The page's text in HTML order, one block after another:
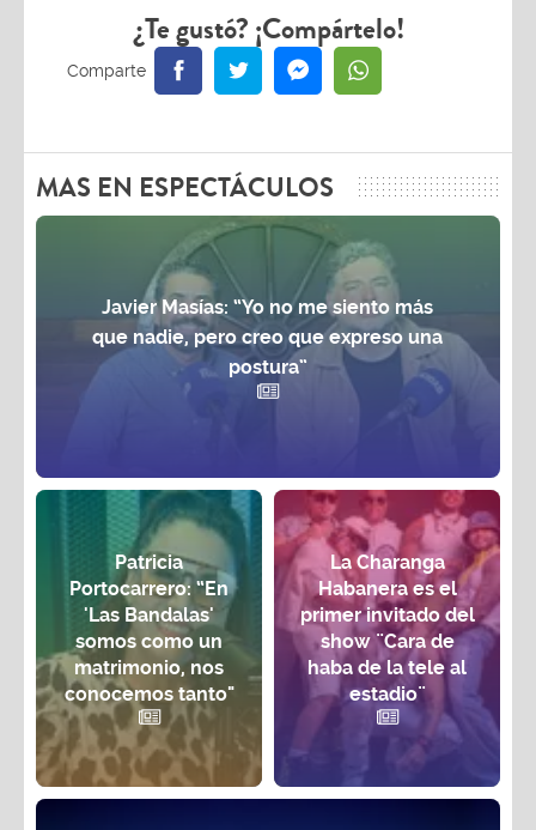
¿Te gustó? ¡Compártelo!
MAS EN ESPECTÁCULOS
Javier Masías: “Yo no me siento más
que nadie, pero creo que expreso una
postura”
Patricia
Portocarrero: “En
'Las Bandalas'
somos como un
matrimonio, nos
conocemos tanto"
La Charanga
Habanera es el
primer invitado del
show ¨Cara de
haba de la tele al
estadio¨